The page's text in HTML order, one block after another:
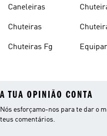
Caneleiras
Chuteiras
Chuteiras Fg
A TUA OPINIÃO CONTA
Nós esforçamo-nos para te dar o
teus comentários.